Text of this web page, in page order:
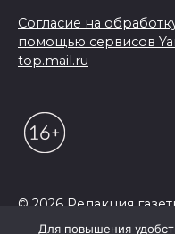
Согласие на
помощью сервисов
top.mail.ru
© 2026 Редакция
Для повышения